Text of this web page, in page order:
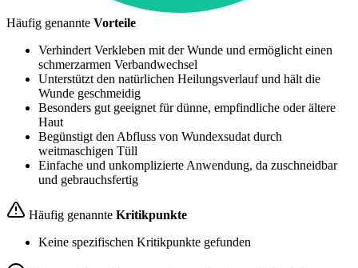
Häufig genannte Vorteile
Verhindert Verkleben mit der Wunde und ermöglicht einen
schmerzarmen Verbandwechsel
Unterstützt den natürlichen Heilungsverlauf und hält die
Wunde geschmeidig
Besonders gut geeignet für dünne, empfindliche oder ältere
Haut
Begünstigt den Abfluss von Wundexsudat durch
weitmaschigen Tüll
Einfache und unkomplizierte Anwendung, da zuschneidbar
und gebrauchsfertig
Häufig genannte Kritikpunkte
Keine spezifischen Kritikpunkte gefunden